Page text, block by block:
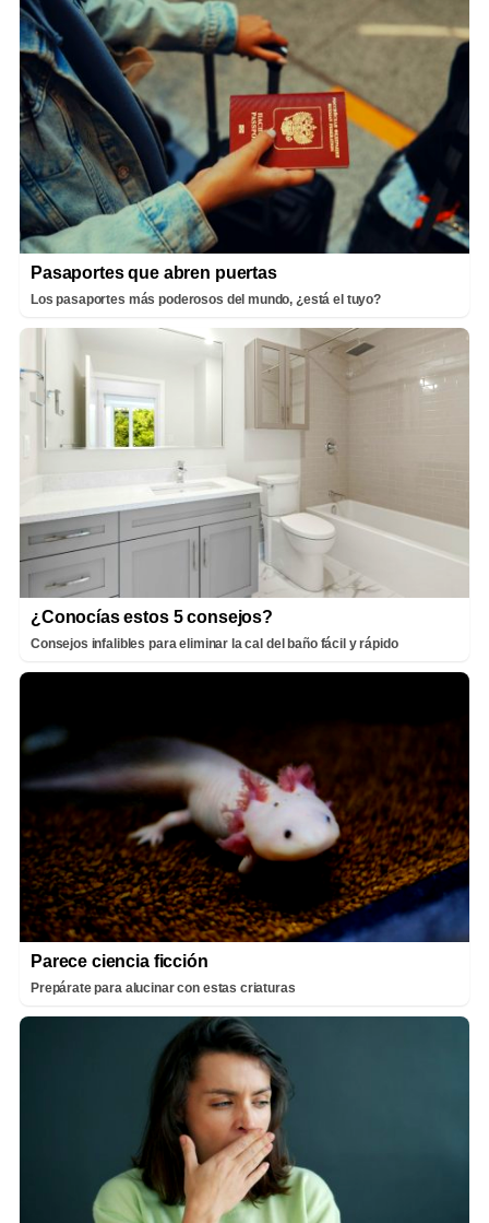
Pasaportes que abren puertas
Los pasaportes más poderosos del mundo, ¿está el tuyo?
¿Conocías estos 5 consejos?
Consejos infalibles para eliminar la cal del baño fácil y rápido
Parece ciencia ficción
Prepárate para alucinar con estas criaturas